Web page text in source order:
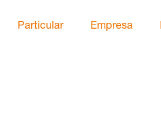
Particular Empresa